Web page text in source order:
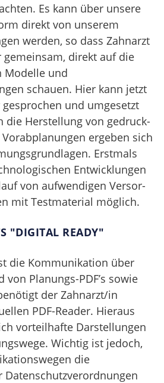
Es kann über unsere
direkt von unserem
werden, so dass Zahnarzt
gemeinsam, direkt auf die
Modelle und
schauen. Hier kann jetzt
und umgesetzt
die Herstellung von gedruck­
ergeben sich
Erstmals
Entwicklungen
von aufwendigen Versor­
mit Testmaterial möglich.
"DIGITAL READY"
die Kommuni­kation über
von Planungs-PDF’s sowie
der Zahnarzt/in
PDF-Reader. Hieraus
vorteilhafte Darstellungen
Wichtig ist jedoch,
die
Datenschutzverordnungen